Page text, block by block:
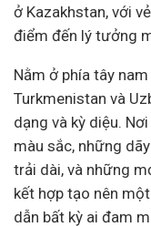
ở Kazakhstan, với
điểm đến lý tưởng
Nằm ở phía tây
Turkmenistan và
dạng và kỳ diệu.
màu sắc, những
trải dài, và những
kết hợp tạo nên
dẫn bất kỳ ai đam